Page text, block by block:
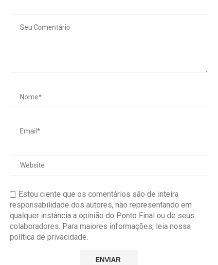
Estou ciente que os comentários são de inteira
responsabilidade dos autores, não representando em
qualquer instância a opinião do Ponto Final ou de seus
colaboradores. Para maiores informações, leia nossa
política de privacidade.